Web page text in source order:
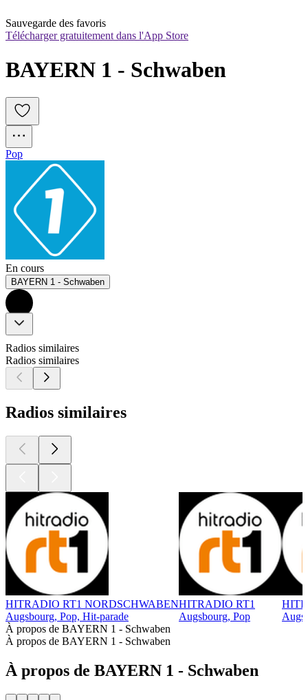
Sauvegarde des favoris
Télécharger gratuitement dans l'App Store
BAYERN 1 - Schwaben
Pop
En cours
BAYERN 1 - Schwaben
Radios similaires
Radios similaires
Radios similaires
HITRADIO RT1 NORDSCHWABEN
Augsbourg, Pop, Hit-parade
HITRADIO RT1
Augsbourg, Pop
À propos de BAYERN 1 - Schwaben
À propos de BAYERN 1 - Schwaben
À propos de BAYERN 1 - Schwaben